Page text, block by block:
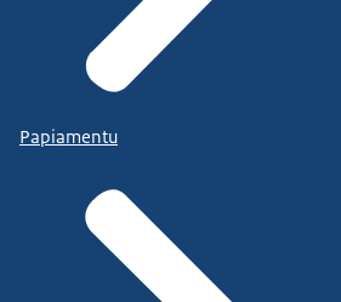
Papiamentu